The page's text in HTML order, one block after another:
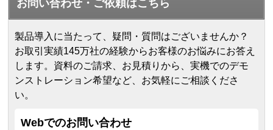
お問い合わせ・ご依頼はこちら
製品導入に当たって、疑問・質問はございませんか？
お取引実績145万社の経験からお客様のお悩みにお答え
します。 資料のご請求、お見積りから、実機でのデモ
ンストレーション希望など、お気軽にご相談くださ
い。
Webでのお問い合わせ